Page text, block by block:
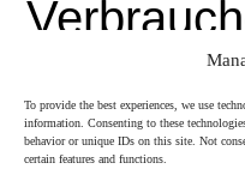
To provide the best experiences, we use
information. Consenting to these
behavior or unique IDs on this site. Not
certain features and functions.
Wir sind nicht bereit oder